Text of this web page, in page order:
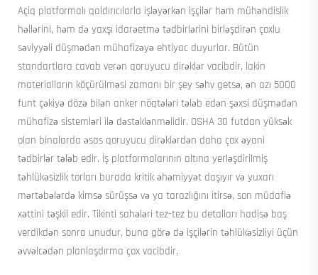
Açiq platformalı qaldırıcılarla işləyərkən işçilər həm mühəndislik
həllərini, həm də yaxşı idarəetmə tədbirlərini birləşdirən çoxlu
səviyyəli düşmədən mühafizəyə ehtiyac duyurlar. Bütün
standartlara cavab verən qoruyucu dirəklər vacibdir, lakin
materialların köçürülməsi zamanı bir şey səhv getsə, ən azı 5000
funt çəkiyə dözə bilən anker nöqtələri tələb edən şəxsi düşmədən
mühafizə sistemləri ilə dəstəklənməlidir. OSHA 30 futdan yüksək
olan binalarda əsas qoruyucu dirəklərdən daha çox əyani
tədbirlər tələb edir. İş platformalarının altına yerləşdirilmiş
təhlükəsizlik torları burada kritik əhəmiyyət daşıyır və yuxarı
mərtəbələrdə kimsə sürüşsə və ya tarazlığını itirsə, son müdafiə
xəttini təşkil edir. Tikinti sahələri tez-tez bu detalları hadisə baş
verdikdən sonra unudur, buna görə də işçilərin təhlükəsizliyi üçün
əvvəlcədən planlaşdırma çox vacibdir.